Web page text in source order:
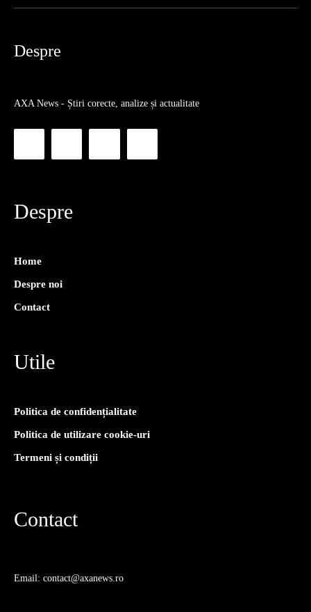
Despre
AXA News - Știri corecte, analize și actualitate
Despre
Home
Despre noi
Contact
Utile
Politica de confidențialitate
Politica de utilizare cookie-uri
Termeni și condiții
Contact
Email: contact@axanews.ro